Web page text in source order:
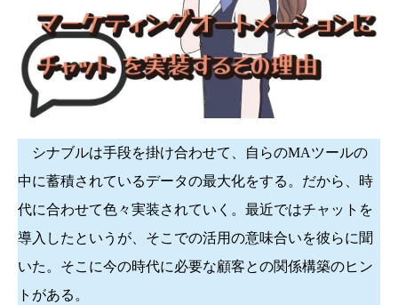
シナブルは手段を掛け合わせて、自らのMAツールの
中に蓄積されているデータの最大化をする。だから、時
代に合わせて色々実装されていく。最近ではチャットを
導入したというが、そこでの活用の意味合いを彼らに聞
いた。そこに今の時代に必要な顧客との関係構築のヒン
トがある。